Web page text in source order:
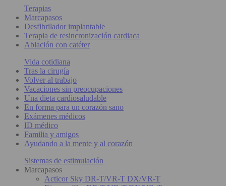
Terapias
Marcapasos
Desfibrilador implantable
Terapia de resincronización cardiaca
Ablación con catéter
Vida cotidiana
Tras la cirugía
Volver al trabajo
Vacaciones sin preocupaciones
Una dieta cardiosaludable
En forma para un corazón sano
Exámenes médicos
ID médico
Familia y amigos
Ayudando a la mente y al corazón
Sistemas de estimulación
Marcapasos
Acticor Sky DR-T/VR-T DX/VR-T